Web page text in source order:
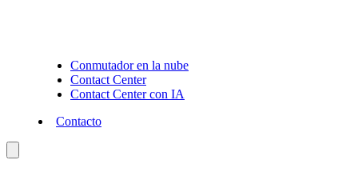
Conmutador en la nube
Contact Center
Contact Center con IA
Contacto